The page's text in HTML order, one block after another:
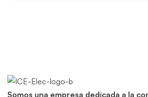
Somos una empresa dedicada a la